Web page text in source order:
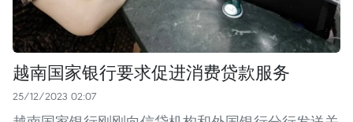
越南国家银行要求促进消费贷款服务
25/12/2023 02:07